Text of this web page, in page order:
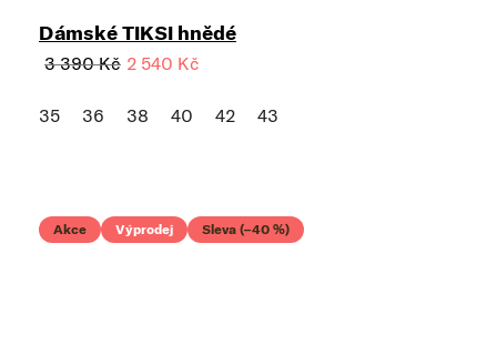
Dámské TIKSI hnědé
3 390 Kč 2 540 Kč
35 36 38 40 42 43
Akce Výprodej Sleva (–40 %)